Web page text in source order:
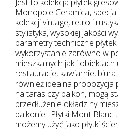
Monopole Ceramica,
kolekcji vintage, retro i
stylistyka, wysokiej jakości
parametry techniczne
wykorzystanie zarówno w
mieszkalnych jak i
restauracje, kawiarnie,
również idealna propozycja
na taras czy balkon, mogą
przedłużenie okładziny
balkonie. Płytki Mont
możemy użyć jako płytki